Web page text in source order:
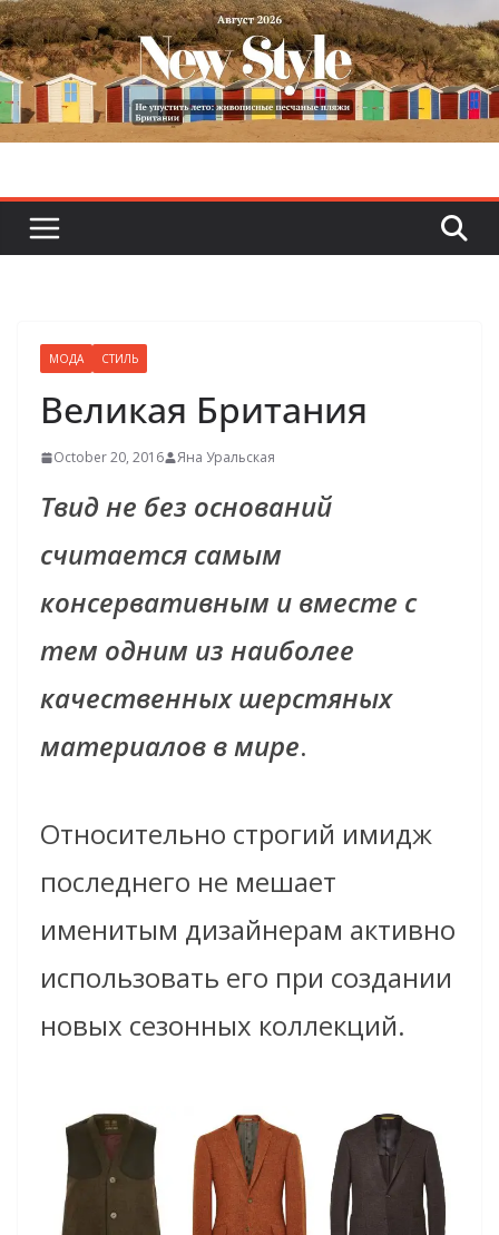
Skip
to
content
МОДА СТИЛЬ
Великая Британия
October 20, 2016 Яна Уральская
Твид не без оснований
считается самым
консервативным и вместе с
тем одним из наиболее
качественных шерстяных
материалов в мире.
Oтносительно строгий имидж
последнего не мешает
именитым дизайнерам активно
использовать его при создании
новых сезонных коллекций.